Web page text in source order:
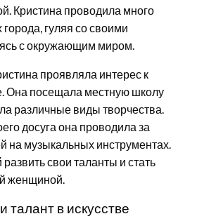
Кристина проводила много
гуляя со своими
с окружающим миром.
проявляла интерес к
Она посещала местную школу
различные виды творчества.
досуга она проводила за
на музыкальных инструментах.
свои таланты и стать
женщиной.
талант в искусстве